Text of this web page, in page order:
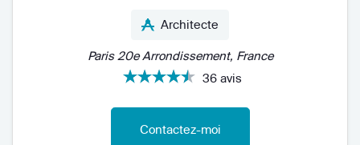
Architecte
Paris 20e Arrondissement, France
36 avis
Contactez-moi